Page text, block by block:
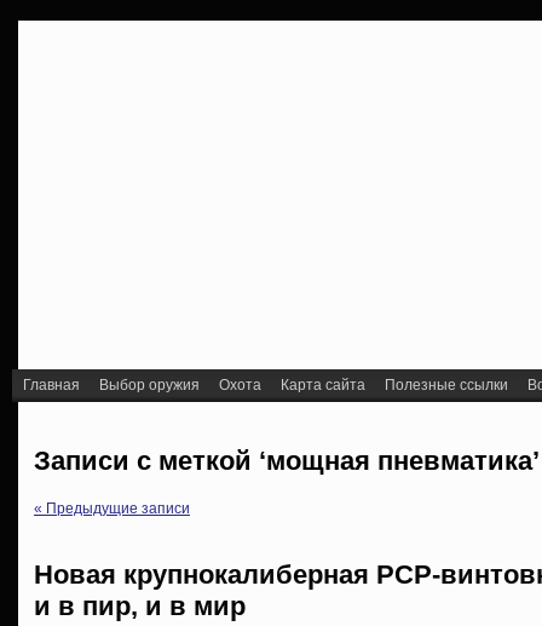
Главная Выбор оружия Охота Карта сайта Полезные ссылки
Записи с меткой ‘мощная пневматика’
« Предыдущие записи
Новая крупнокалиберная PCP-
и в пир, и в мир